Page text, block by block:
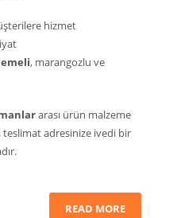
hizmet
, marangozlu ve
arası ürün malzeme
adresinize ivedi bir
READ MORE